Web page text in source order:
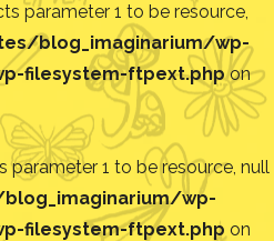
parameter 1 to be resource,
blog_imaginarium/wp-
filesystem-ftpext.phpon
parameter 1 to be resource, null
wp-
filesystem-ftpext.php on